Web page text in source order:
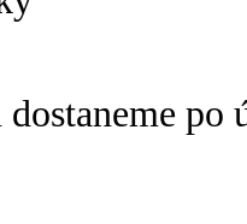
po